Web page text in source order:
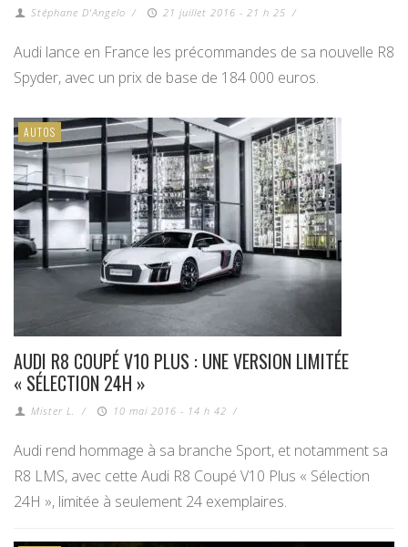
Stéphane D'Angelo / 21 juillet 2016 - 21 h 25 /
Audi lance en France les précommandes de sa nouvelle R8
Spyder, avec un prix de base de 184 000 euros.
AUTOS
AUDI R8 COUPÉ V10 PLUS : UNE VERSION LIMITÉE
« SÉLECTION 24H »
Mister L. / 10 mai 2016 - 14 h 42 /
Audi rend hommage à sa branche Sport, et notamment sa
R8 LMS, avec cette Audi R8 Coupé V10 Plus « Sélection
24H », limitée à seulement 24 exemplaires.